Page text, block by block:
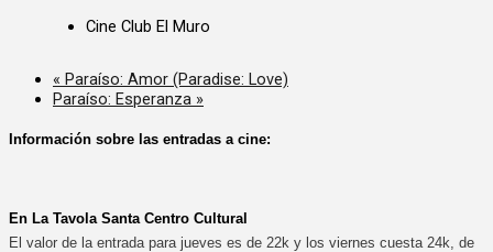
Cine Club El Muro
« Paraíso: Amor (Paradise: Love)
Paraíso: Esperanza »
Información sobre las entradas a cine:
En La Tavola Santa Centro Cultural
El valor de la entrada para jueves es de 22k y los viernes cuesta 24k, de